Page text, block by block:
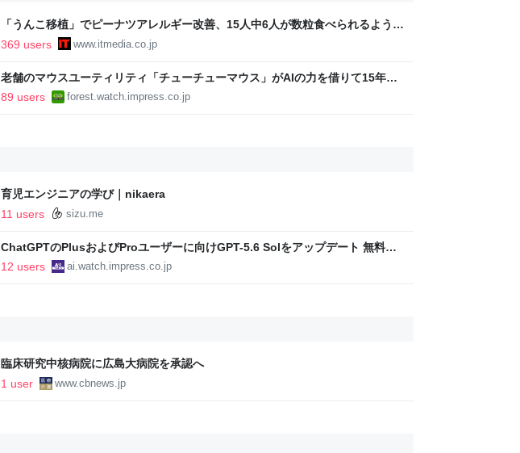
「うんこ移植」でピーナツアレルギー改善、15人中6人が数粒食べられるよう
に ヒトの実証は初 Science系列誌掲載
369 users www.itmedia.co.jp
老舗のマウスユーティリティ「チューチューマウス」がAIの力を借りて15年ぶ
りに復活／64bit化、Windows 10/11、「Chrome」も走り回る。復活記念で
2026年末まで500円
89 users forest.watch.impress.co.jp
育児エンジニアの学び｜nikaera
11 users
sizu.me
ChatGPTのPlusおよびProユーザーに向けGPT-5.6 Solをアップデート 無料ユ
ーザーにはGPT-5.6 Lunaを解放
12 users ai.watch.impress.co.jp
臨床研究中核病院に広島大病院を承認へ
1 user
www.cbnews.jp